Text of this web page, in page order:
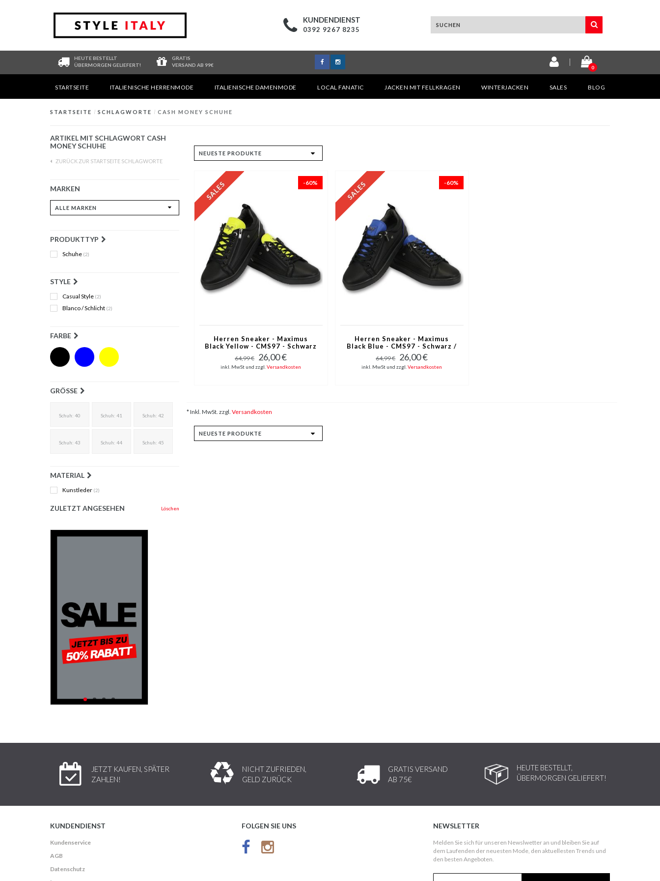
KUNDENDIENST
0392 9267 8235
HEUTE BESTELLT
ÜBERMORGEN GELIEFERT!
GRATIS
VERSAND AB 99€
0
STARTSEITE ITALIENISCHE HERRENMODE ITALIENISCHE DAMENMODE LOCAL FANATIC JACKEN MIT FELLKRAGEN WINTERJACKEN SALES BLOG
STARTSEITE / SCHLAGWORTE / CASH MONEY SCHUHE
ARTIKEL MIT SCHLAGWORT CASH
MONEY SCHUHE
ZURÜCK ZUR STARTSEITE SCHLAGWORTE
MARKEN
PRODUKTTYP
Schuhe (2)
STYLE
Casual Style (2)
Blanco / Schlicht (2)
FARBE
GRÖSSE
Schuh: 40 Schuh: 41 Schuh: 42
Schuh: 43 Schuh: 44 Schuh: 45
MATERIAL
Kunstleder (2)
ZULETZT ANGESEHEN Löschen
-60%
Herren Sneaker - Maximus
Black Yellow - CMS97 - Schwarz
64,99 € 26,00 €
inkl. MwSt und zzgl.Versandkosten
-60%
Herren Sneaker - Maximus
Black Blue - CMS97 - Schwarz /
Blau
64,99 € 26,00 €
inkl. MwSt und zzgl.Versandkosten
* Inkl. MwSt. zzgl. Versandkosten
JETZT KAUFEN, SPÄTER
ZAHLEN!
NICHT ZUFRIEDEN,
GELD ZURÜCK
GRATIS VERSAND
AB 75€
HEUTE BESTELLT,
ÜBERMORGEN GELIEFERT!
KUNDENDIENST
Kundenservice
AGB
Datenschutz
FOLGEN SIE UNS NEWSLETTER
Melden Sie sich für unseren Newslwetter an und bleiben Sie auf
dem Laufenden der neuesten Mode, den aktuellesten Trends und
den besten Angeboten.